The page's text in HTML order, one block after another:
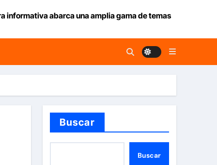
el gobierno
informativa abarca una amplia gama de temas
Buscar
Buscar